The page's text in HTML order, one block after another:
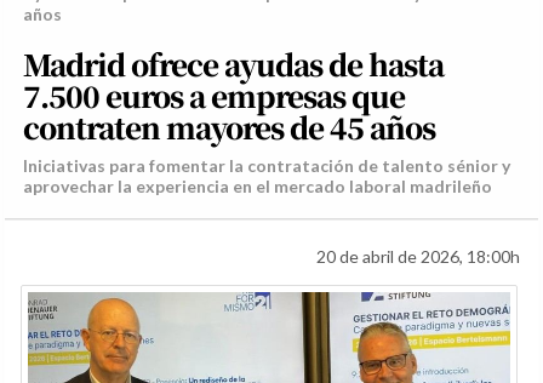
años
Madrid ofrece ayudas de hasta
7.500 euros a empresas que
contraten mayores de 45 años
Iniciativas para fomentar la contratación de talento sénior y
aprovechar la experiencia en el mercado laboral madrileño
20 de abril de 2026, 18:00h